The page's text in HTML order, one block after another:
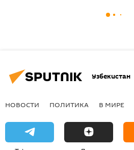
Узбекистан
НОВОСТИ ПОЛИТИКА В МИРЕ